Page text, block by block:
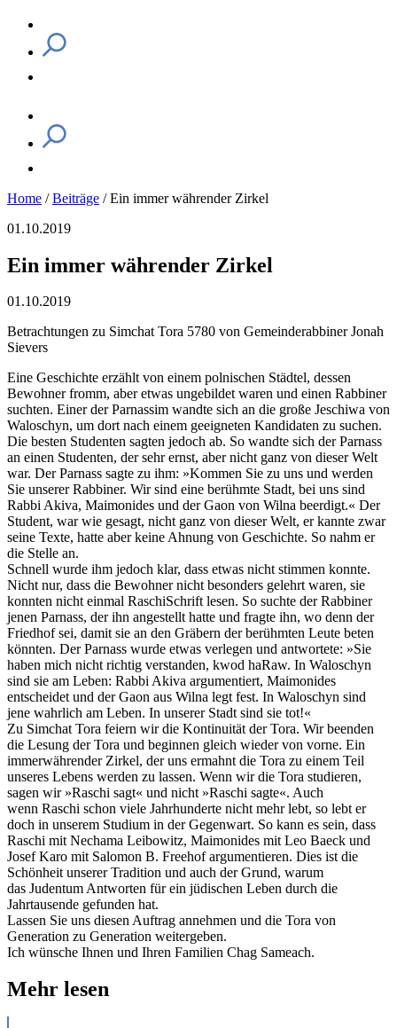
Home /Beiträge /Ein immer währender Zirkel
01.10.2019
Ein immer währender Zirkel
01.10.2019
Betrachtungen zu Simchat Tora 5780 von Gemeinderabbiner Jonah
Sievers
Eine Geschichte erzählt von einem polnischen Städtel, dessen
Bewohner fromm, aber etwas ungebildet waren und einen Rabbiner
suchten. Einer der Parnassim wandte sich an die große Jeschiwa von
Waloschyn, um dort nach einem geeigneten Kandidaten zu suchen.
Die besten Studenten sagten jedoch ab. So wandte sich der Parnass
an einen Studenten, der sehr ernst, aber nicht ganz von dieser Welt
war. Der Parnass sagte zu ihm: »Kommen Sie zu uns und werden
Sie unserer Rabbiner. Wir sind eine berühmte Stadt, bei uns sind
Rabbi Akiva, Maimonides und der Gaon von Wilna beerdigt.« Der
Student, war wie gesagt, nicht ganz von dieser Welt, er kannte zwar
seine Texte, hatte aber keine Ahnung von Geschichte. So nahm er
die Stelle an.
Schnell wurde ihm jedoch klar, dass etwas nicht stimmen konnte.
Nicht nur, dass die Bewohner nicht besonders gelehrt waren, sie
konnten nicht einmal RaschiSchrift lesen. So suchte der Rabbiner
jenen Parnass, der ihn angestellt hatte und fragte ihn, wo denn der
Friedhof sei, damit sie an den Gräbern der berühmten Leute beten
könnten. Der Parnass wurde etwas verlegen und antwortete: »Sie
haben mich nicht richtig verstanden, kwod haRaw. In Waloschyn
sind sie am Leben: Rabbi Akiva argumentiert, Maimonides
entscheidet und der Gaon aus Wilna legt fest. In Waloschyn sind
jene wahrlich am Leben. In unserer Stadt sind sie tot!«
Zu Simchat Tora feiern wir die Kontinuität der Tora. Wir beenden
die Lesung der Tora und beginnen gleich wieder von vorne. Ein
immerwährender Zirkel, der uns ermahnt die Tora zu einem Teil
unseres Lebens werden zu lassen. Wenn wir die Tora studieren,
sagen wir »Raschi sagt« und nicht »Raschi sagte«. Auch
wenn Raschi schon viele Jahrhunderte nicht mehr lebt, so lebt er
doch in unserem Studium in der Gegenwart. So kann es sein, dass
Raschi mit Nechama Leibowitz, Maimonides mit Leo Baeck und
Josef Karo mit Salomon B. Freehof argumentieren. Dies ist die
Schönheit unserer Tradition und auch der Grund, warum
das Judentum Antworten für ein jüdischen Leben durch die
Jahrtausende gefunden hat.
Lassen Sie uns diesen Auftrag annehmen und die Tora von
Generation zu Generation weitergeben.
Ich wünsche Ihnen und Ihren Familien Chag Sameach.
Mehr lesen